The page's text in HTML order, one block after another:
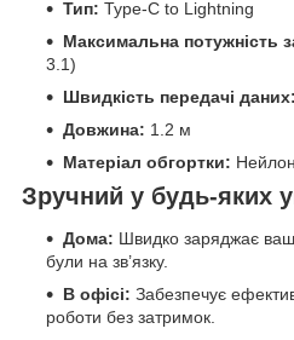
Тип: Type-C to Lightning
Максимальна потужність
3.1)
Швидкість передачі даних:
Довжина: 1.2 м
Матеріал обгортки:
Зручний у будь-яких
Дома: Швидко заряджає
були на зв’язку.
В офісі: Забезпечує
роботи без затримок.